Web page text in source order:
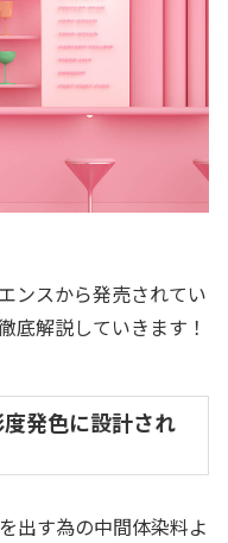
ンスから発売されてい
底解説していきます！
発色に設計され
出す為の中間体染料よ